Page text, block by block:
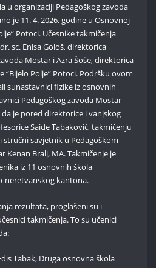
u organizaciji Pedagoškog zavoda
je 11. 4. 2026. godine u Osnovnoj
Potoci. Učesnike takmičenja
sc. Enisa Gološ, direktorica
Mostar i Azra Šoše, direktorica
“Bijelo Polje” Potoci. Podršku ovom
sunastavnici fizike iz osnovnih
Pedagoškog zavoda Mostar
je pored direktorice i vanjskog
Saide Tabaković, takmičenju
stručni savjetnik u Pedagoškom
Kenan Bralj, MA. Takmičenje je
iz 11 osnovnih škola
neretvanskog kantona.
rezultata, proglašeni su i
takmičenja. To su učenici
Tabak, Druga osnovna škola